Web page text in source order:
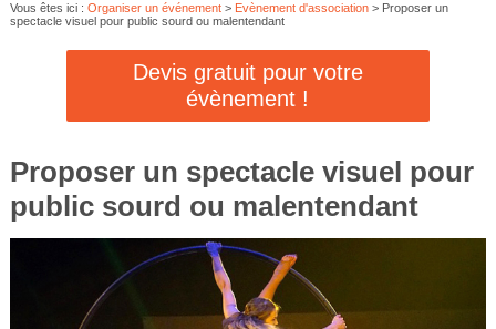
Vous êtes ici : Organiser un événement> Evènement d'association> Proposer un
spectacle visuel pour public sourd ou malentendant
Devis gratuit pour votre
évènement !
Proposer un spectacle visuel pour
public sourd ou malentendant